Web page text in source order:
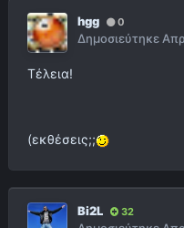
hgg 0
Δημοσιεύτηκε
Τέλεια!
(εκθέσεις;;
Bi2L 32